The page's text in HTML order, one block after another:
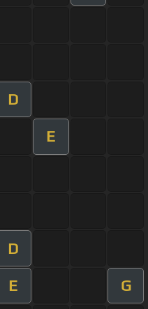
D
E
D
E G